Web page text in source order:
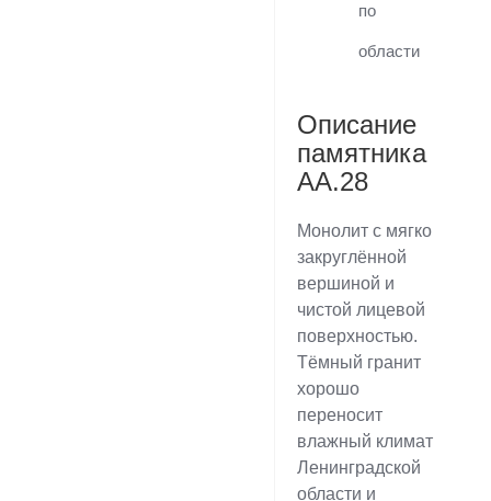
по
области
Описание
памятника
AA.28
Монолит с мягко
закруглённой
вершиной и
чистой лицевой
поверхностью.
Тёмный гранит
хорошо
переносит
влажный климат
Ленинградской
области и